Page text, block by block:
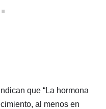
que “La hormona
al menos en